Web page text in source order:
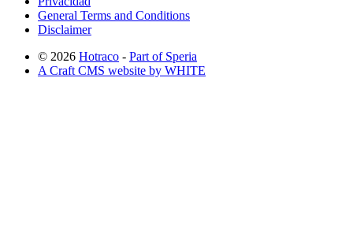
General Terms and Conditions
Disclaimer
© 2026 Hotraco - Part of Speria
A Craft CMS website by WHITE